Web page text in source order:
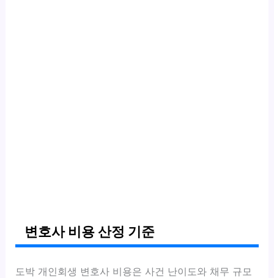
변호사 비용 산정 기준
도박 개인회생 변호사 비용은 사건 난이도와 채무 규모